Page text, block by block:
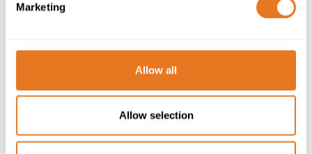
Marketing
Allow all
Allow selection
BS7870-4.10 Kabel